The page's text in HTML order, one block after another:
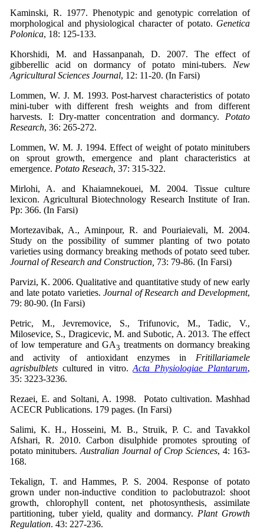
Kaminski, R. 1977. Phenotypic and genotypic correlation of
morphological and physiological character of potato. Genetica
Polonica, 18: 125-133.
Khorshidi, M. and Hassanpanah, D. 2007. The effect of
gibberellic acid on dormancy of potato mini-tubers. New
Agricultural Sciences Journal, 12: 11-20. (In Farsi)
Lommen, W. J. M. 1993. Post-harvest characteristics of potato
mini-tuber with different fresh weights and from different
harvests. I: Dry-matter concentration and dormancy. Potato
Research, 36: 265-272.
Lommen, W. M. J. 1994. Effect of weight of potato minitubers
on sprout growth, emergence and plant characteristics at
emergence. Potato Reseach, 37: 315-322.
Mirlohi, A. and Khaiamnekouei, M. 2004. Tissue culture
lexicon. Agricultural Biotechnology Research Institute of Iran.
Pp: 366. (In Farsi)
Mortezavibak, A., Aminpour, R. and Pouriaievali, M. 2004.
Study on the possibility of summer planting of two potato
varieties using dormancy breaking methods of potato seed tuber.
Journal of Research and Construction, 73: 79-86. (In Farsi)
Parvizi, K. 2006. Qualitative and quantitative study of new early
and late potato varieties. Journal of Research and Development,
79: 80-90. (In Farsi)
Petric, M., Jevremovice, S., Trifunovic, M., Tadic, V.,
Milosevice, S., Dragicevic, M. and Subotic, A. 2013. The effect
of low temperature and GA3 treatments on dormancy breaking
and activity of antioxidant enzymes in Fritillariamele
agrisbulblets cultured in vitro.Acta Physiologiae Plantarum,
35: 3223-3236.
Rezaei, E. and Soltani, A. 1998. Potato cultivation. Mashhad
ACECR Publications. 179 pages. (In Farsi)
Salimi, K. H., Hosseini, M. B., Struik, P. C. and Tavakkol
Afshari, R. 2010. Carbon disulphide promotes sprouting of
potato minitubers.Australian Journal of Crop Sciences, 4: 163-
168.
Tekalign, T. and Hammes, P. S. 2004. Response of potato
grown under non-inductive condition to paclobutrazol: shoot
growth, chlorophyll content, net photosynthesis, assimilate
partitioning, tuber yield, quality and dormancy. PlantGrowth
Regulation. 43: 227-236.